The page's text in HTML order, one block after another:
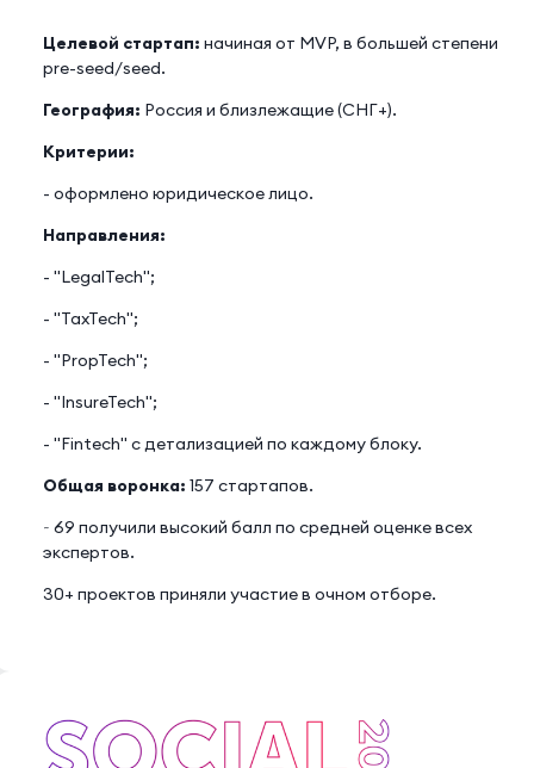
Целевой стартап: начиная от MVP, в большей степени
pre-seed/seed.
География: Россия и близлежащие (СНГ+).
Критерии:
- оформлено юридическое лицо.
Направления:
- "LegalTech";
- "TaxTech";
- "PropTech";
- "InsureTech";
- "Fintech" с детализацией по каждому блоку.
Общая воронка: 157 стартапов.
~ 69 получили высокий балл по средней оценке всех
экспертов.
30+ проектов приняли участие в очном отборе.